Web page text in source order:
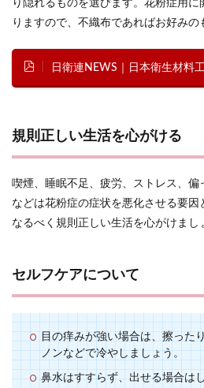
り隠れるものを選びます。花粉症用
りますので、不織布であればお好みの
日衛連NEWS｜日本衛生材料
規則正しい生活を心がける
喫煙、睡眠不足、疲労、ストレス、偏
などは花粉症の症状を悪化させる要因
なるべく規則正しい生活を心がけまし
セルフケアについて
目の痒みが強い場合は、擦った
ノンなどで冷やしましょう。
鼻水はすすらず、出せる場合は